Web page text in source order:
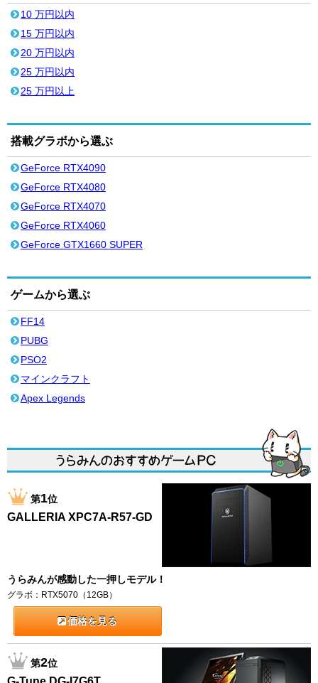
10 万円以内
15 万円以内
20 万円以内
25 万円以内
25 万円以上
搭載グラボから選ぶ
GeForce RTX4090
GeForce RTX4080
GeForce RTX4070
GeForce RTX4060
GeForce GTX1660 SUPER
ゲームから選ぶ
FF14
PUBG
PSO2
マインクラフト
Apex Legends
第1位
GALLERIA XPC7A-R57-GD
うらみんが感動した一押しモデル！
グラボ：RTX5070（12GB）
価格を見る
第2位